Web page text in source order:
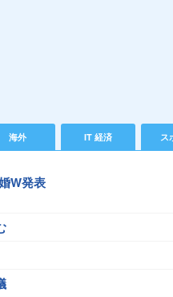
海外 IT 経済 ス
W発表